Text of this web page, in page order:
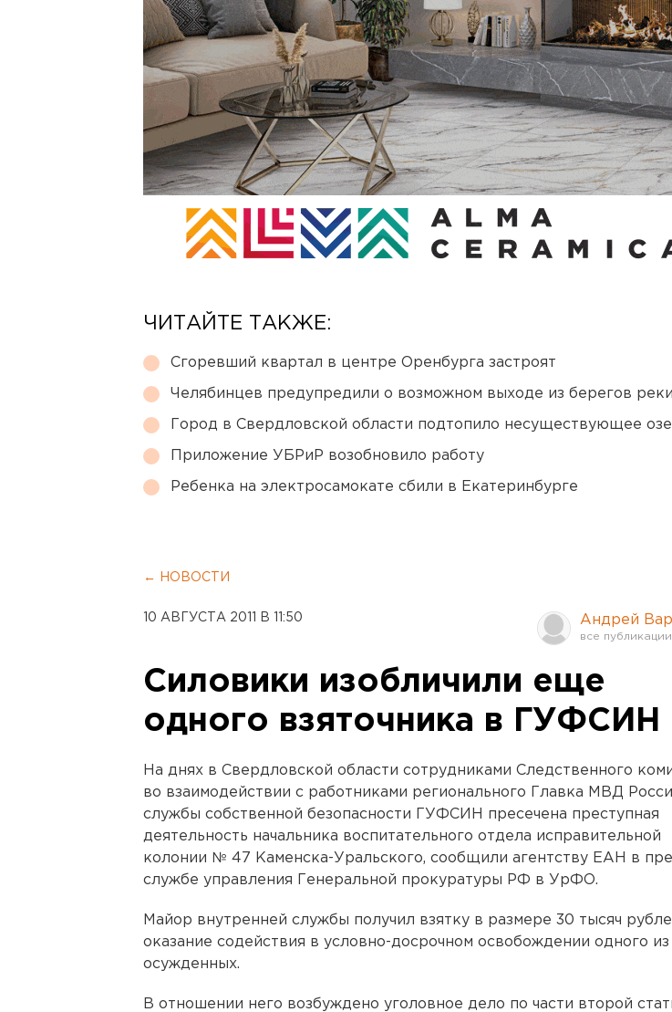
ЧИТАЙТЕ ТАКЖЕ:
Сгоревший квартал в центре Оренбурга застроят
Челябинцев предупредили о возможном выходе из берегов
Город в Свердловской области подтопило несуществующее
Приложение УБРиР возобновило работу
Ребенка на электросамокате сбили в Екатеринбурге
← НОВОСТИ
10 АВГУСТА 2011 В 11:50 Андрей
Силовики изобличили еще
одного взяточника в ГУФСИН
На днях в Свердловской области сотрудниками Следственного
во взаимодействии с работниками регионального Главка МВД
службы собственной безопасности ГУФСИН пресечена преступная
деятельность начальника воспитательного отдела исправительной
колонии № 47 Каменска-Уральского, сообщили агентству ЕАН в
службе управления Генеральной прокуратуры РФ в УрФО.
Майор внутренней службы получил взятку в размере 30 тысяч
оказание содействия в условно-досрочном освобождении одного из
осужденных.
В отношении него возбуждено уголовное дело по части второй